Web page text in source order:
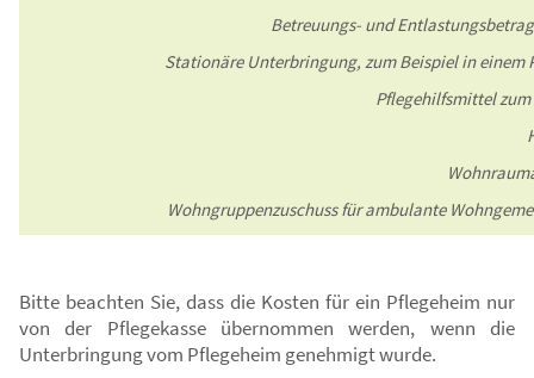
Betreuungs- und
Stationäre Unterbringung, zum Beispiel in einem
Pflegehilfsmittel
Wohngruppenzuschuss für ambulante
Bitte beachten Sie, dass die Kosten für ein Pflegeheim nur
von der Pflegekasse übernommen werden, wenn die
Unterbringung vom Pflegeheim genehmigt wurde.